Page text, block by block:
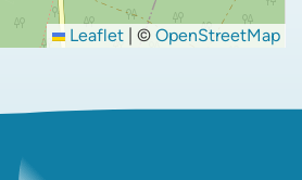
Leaflet | © OpenStreetMap